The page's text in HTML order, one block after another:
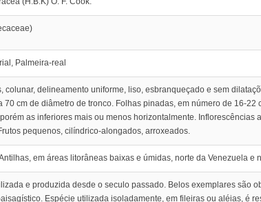
Palmeira-real
colunar, delineamento uniforme, liso, esbranqueçado e sem
70 cm de diâmetro de tronco. Folhas pinadas, em número de 16-
as inferiores mais ou menos horizontalmente.
pequenos, cilíndrico-alongados, arroxeados.
em áreas litorâneas baixas e úmidas, norte da Venezuela e
e produzida desde o seculo passado. Belos exemplares são
Espécie utilizada isoladamente, em fileiras ou aléias, é